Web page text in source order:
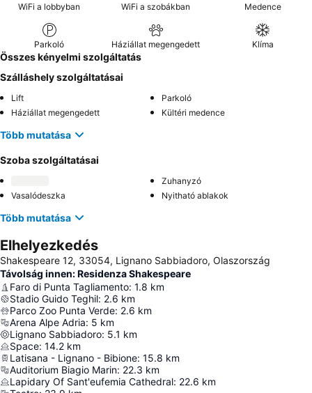
WiFi a lobbyban WiFi a szobákban Medence
Parkoló Háziállat megengedett Klíma
Összes kényelmi szolgáltatás
Szálláshely szolgáltatásai
Lift
Parkoló
Háziállat megengedett
Kültéri medence
Több mutatása
Szoba szolgáltatásai
Zuhanyzó
Vasalódeszka
Nyitható ablakok
Több mutatása
Elhelyezkedés
Shakespeare 12, 33054, Lignano Sabbiadoro, Olaszország
Távolság innen: Residenza Shakespeare
Faro di Punta Tagliamento: 1.8 km
Stadio Guido Teghil: 2.6 km
Parco Zoo Punta Verde: 2.6 km
Arena Alpe Adria: 5 km
Lignano Sabbiadoro: 5.1 km
Space: 14.2 km
Latisana - Lignano - Bibione: 15.8 km
Auditorium Biagio Marin: 22.3 km
Lapidary Of Sant'eufemia Cathedral: 22.6 km